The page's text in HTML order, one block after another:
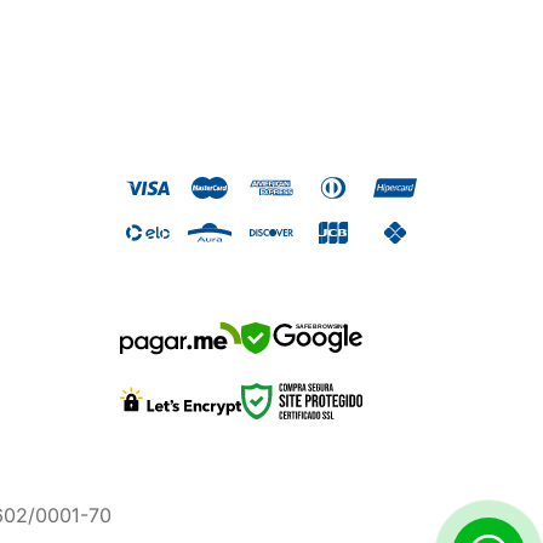
SAFE BROWSING
0001-70